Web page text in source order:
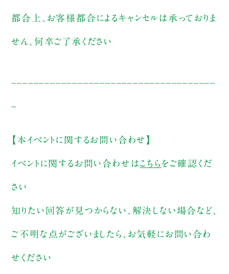
都合上、お客様都合によるキャンセルは承っておりま
せん。何卒ご了承ください
【本イベントに関するお問い合わせ】
イベントに関するお問い合わせはこちら をご確認くだ
さい
知りたい回答が見つからない、解決しない場合など、
ご不明な点がございましたら、お気軽にお問い合わ
せください